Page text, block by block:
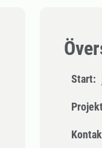
Start: